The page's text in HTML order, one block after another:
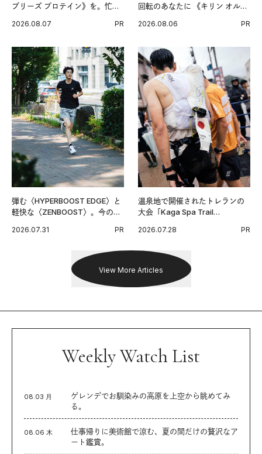
ブリーズ プロテイン》を。忙し
グ習慣。
2026.08.07 PR
回転のあなたに 《キリン オルニ
2026.08.06 PR
弾む〈HYPERBOOST EDGE〉と
軽快な〈ZENBOOST〉。今の時
出した新機軸。
2026.07.31 PR
温泉地で開催されたトレランの
大会「Kaga Spa Trail
戦を夢見るランナーたちの奮闘
2026.07.28 PR
View More Articles
Weekly Watch List
08.03 月
ゲレンデでお馴染みの高原を上空から眺めてみ
る。
08.06 木
仕事帰りに美術館で涼む、夏の間だけの贅沢なア
ート鑑賞。